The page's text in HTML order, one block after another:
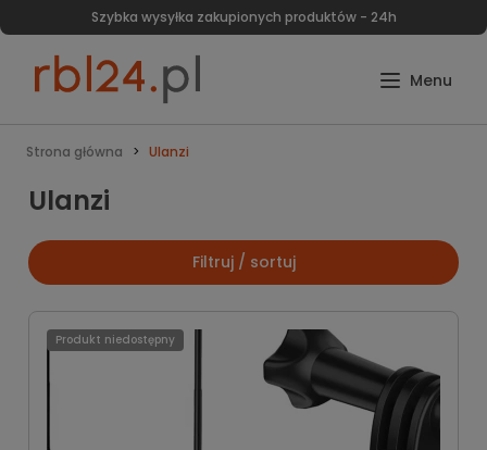
Szybka wysyłka zakupionych produktów - 24h
Strona główna Ulanzi
Ulanzi
Filtruj / sortuj
Produkt niedostępny